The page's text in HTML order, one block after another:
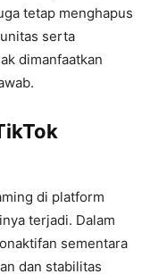
tetap menghapus
serta
dimanfaatkan
di platform
terjadi. Dalam
sementara
dan stabilitas